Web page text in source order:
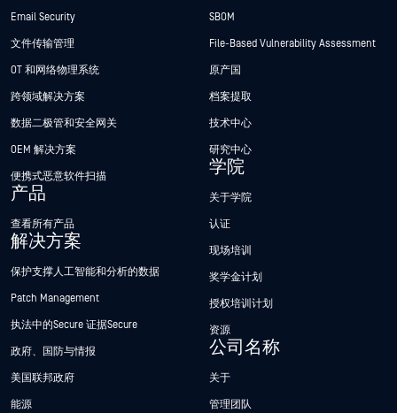
Email Security
文件传输管理
OT 和网络物理系统
跨领域解决方案
数据二极管和安全网关
OEM 解决方案
便携式恶意软件扫描
产品
查看所有产品
解决方案
保护支撑人工智能和分析的数据
Patch Management
执法中的Secure 证据Secure
政府、国防与情报
美国联邦政府
能源
SBOM
File-Based Vulnerability Assessment
原产国
档案提取
技术中心
研究中心
学院
关于学院
认证
现场培训
奖学金计划
授权培训计划
资源
公司名称
关于
管理团队